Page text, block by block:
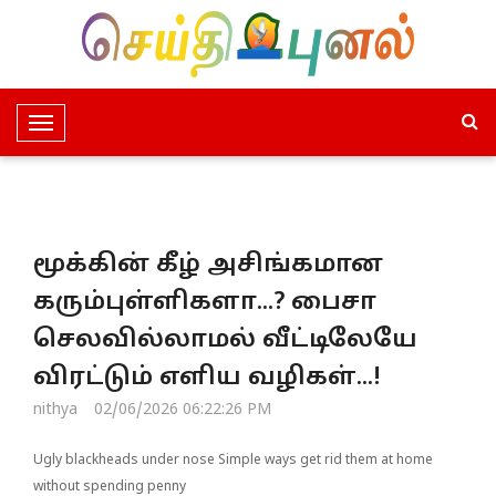
T
o
e
a
v
a
மூக்கின் கீழ் அசிங்கமான
கரும்புள்ளிகளா...? பைசா
செலவில்லாமல் வீட்டிலேயே
விரட்டும் எளிய வழிகள்...!
nithya 02/06/2026 06:22:26 PM
Ugly blackheads under nose Simple ways get rid them at home
without spending penny